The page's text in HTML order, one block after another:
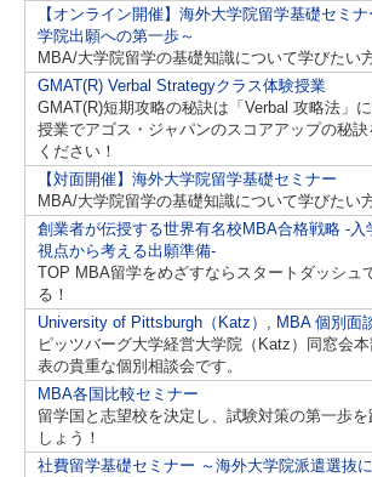
【オンライン開催】海外大学院留学基礎セミ
学院出願への第一歩～
MBA/大学院留学の基礎知識について学びたい
GMAT(R) Verbal Strategyクラス体験授業
GMAT(R)短期攻略の秘訣は「Verbal 攻略法」
授業でアゴス・ジャパンのスコアアップの秘訣
ください！
【対面開催】海外大学院留学基礎セミナー
MBA/大学院留学の基礎知識について学びたい
創業者が伝授する世界有名校MBA合格戦略 -入
視点から考える出願準備-
TOP MBA留学をめざすならスタートダッシュ
る！
University of Pittsburgh（Katz）, MBA 個別面
ピッツバーグ大学経営大学院（Katz）同窓会
表の貴重な個別相談会です。
MBA各国比較セミナー
留学国と志望校を決定し、試験対策の第一歩を
しょう！
社費留学基礎セミナー ～海外大学院派遣選抜